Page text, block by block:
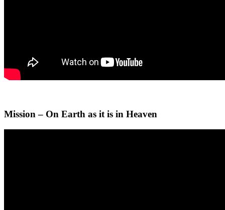
Mission – On Earth as it is in Heaven